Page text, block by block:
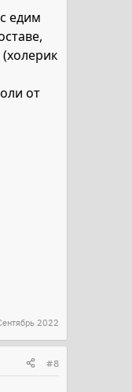
едим
от
2022
#8